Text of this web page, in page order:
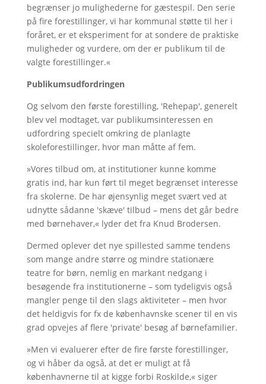
begrænser jo mulighederne for gæstespil. Den serie
på fire forestillinger, vi har kommunal støtte til her i
foråret, er et eksperiment for at sondere de praktiske
muligheder og vurdere, om der er publikum til de
valgte forestillinger.«
Publikumsudfordringen
Og selvom den første forestilling, 'Rehepap', generelt
blev vel modtaget, var publikumsinteressen en
udfordring specielt omkring de planlagte
skoleforestillinger, hvor man måtte af fem.
»Vores tilbud om, at institutioner kunne komme
gratis ind, har kun ført til meget begrænset interesse
fra skolerne. De har øjensynlig meget svært ved at
udnytte sådanne 'skæve' tilbud – mens det går bedre
med børnehaver,« lyder det fra Knud Brodersen.
Dermed oplever det nye spillested samme tendens
som mange andre større og mindre stationære
teatre for børn, nemlig en markant nedgang i
besøgende fra institutionerne – som tydeligvis også
mangler penge til den slags aktiviteter – men hvor
det heldigvis for fx de københavnske scener til en vis
grad opvejes af flere 'private' besøg af børnefamilier.
»Men vi evaluerer efter de fire første forestillinger,
og vi håber da også, at det er muligt at få
københavnerne til at kigge forbi Roskilde,« siger